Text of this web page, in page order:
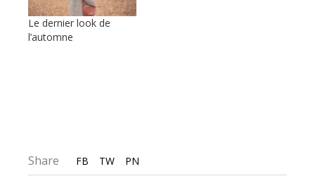
Le dernier look de
l’automne
Share FB TW PN